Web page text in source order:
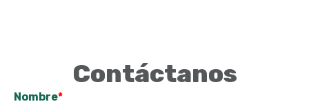
Contáctanos
Nombre*